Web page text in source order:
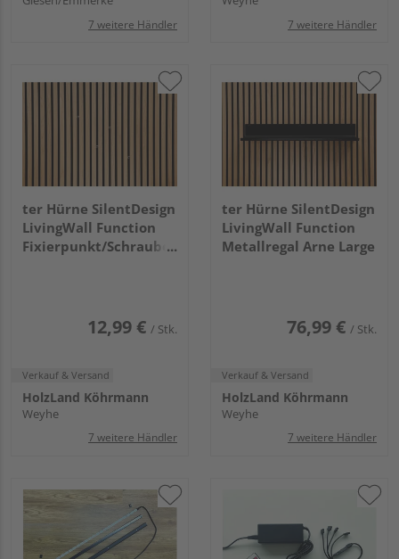
7 weitere Händler 7 weitere Händler
ter Hürne SilentDesign
LivingWall Function
Fixierpunkt/Schraube
12,99 € / Stk.
Verkauf & Versand
HolzLand Köhrmann
Weyhe
7 weitere Händler
ter Hürne SilentDesign
LivingWall Function
Metallregal Arne Large
76,99 € / Stk.
Verkauf & Versand
HolzLand Köhrmann
Weyhe
7 weitere Händler